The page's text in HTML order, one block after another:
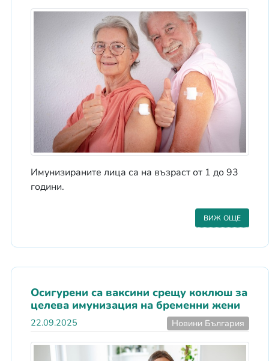
Имунизираните лица са на възраст от 1 до 93
години.
ВИЖ ОЩЕ
Осигурени са ваксини срещу коклюш за
целева имунизация на бременни жени
22.09.2025 Новини България